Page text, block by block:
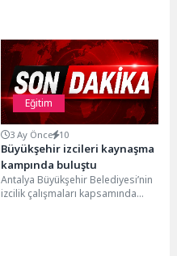
Eğitim
3 Ay Önce 10
Büyükşehir izcileri kaynaşma
kampında buluştu
Antalya Büyükşehir Belediyesi’nin
izcilik çalışmaları kapsamında